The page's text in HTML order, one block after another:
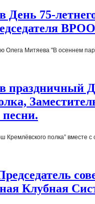
в День 75-
Олега Митяева "В осеннем
в праздничный
Кремлёвского полка” вместе
Председатель
Клубная